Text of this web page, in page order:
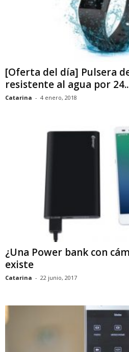
[Oferta del día] Pulsera
resistente al agua por
Catarina - 4 enero, 2018
¿Una Power bank con
existe
Catarina - 22 junio, 2017